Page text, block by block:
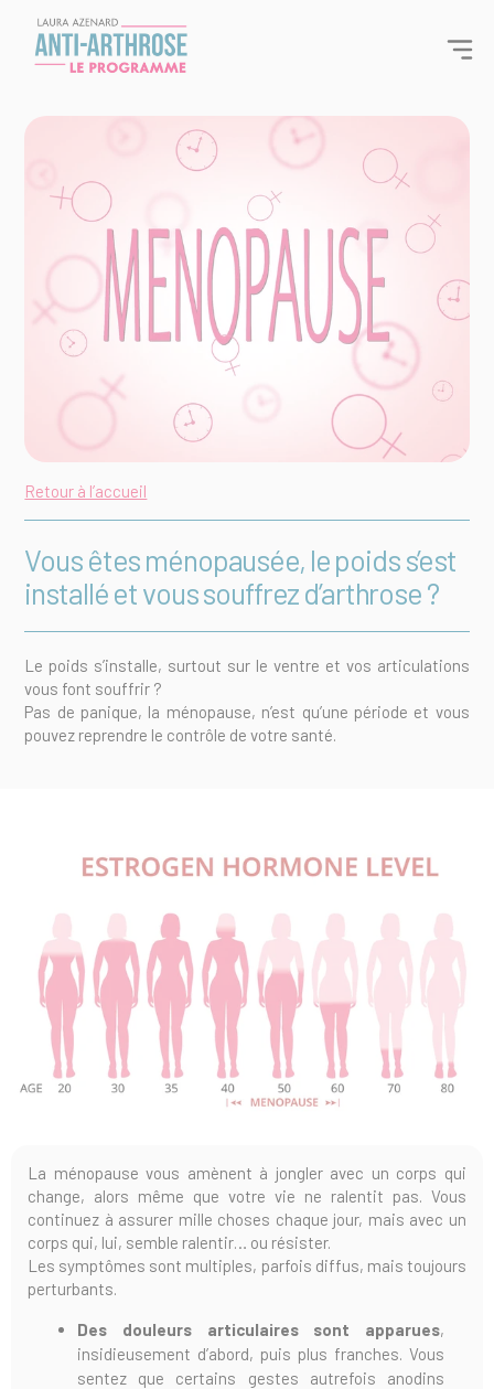
programme
anti
Retour à l’accueil
Vous êtes ménopausée, le poids s’est
installé et vous souffrez d’arthrose ?
Le poids s’installe, surtout sur le ventre et vos articulations
vous font souffrir ?
Pas de panique, la ménopause, n’est qu’une période et vous
pouvez reprendre le contrôle de votre santé.
La ménopause vous amènent à jongler avec un corps qui
change, alors même que votre vie ne ralentit pas. Vous
continuez à assurer mille choses chaque jour, mais avec un
corps qui, lui, semble ralentir… ou résister.
Les symptômes sont multiples, parfois diffus, mais toujours
perturbants.
Des douleurs articulaires sont apparues,
insidieusement d’abord, puis plus franches. Vous
sentez que certains gestes autrefois anodins
Panneau de gestion des cookies